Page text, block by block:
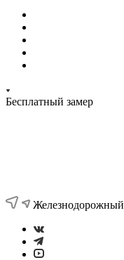
Бесплатный замер
Железнодорожный